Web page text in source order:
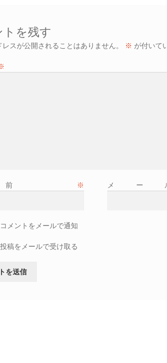
トを残す
レスが公開されることはありません。 ※ が付いて
前 ※ メ
メントをメールで通知
稿をメールで受け取る